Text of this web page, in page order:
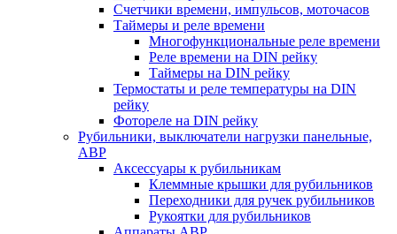
Счетчики времени, импульсов, моточасов
Таймеры и реле времени
Многофункциональные реле времени
Реле времени на DIN рейку
Таймеры на DIN рейку
Термостаты и реле температуры на DIN
рейку
Фотореле на DIN рейку
Рубильники, выключатели нагрузки панельные,
АВР
Аксессуары к рубильникам
Клеммные крышки для рубильников
Переходники для ручек рубильников
Рукоятки для рубильников